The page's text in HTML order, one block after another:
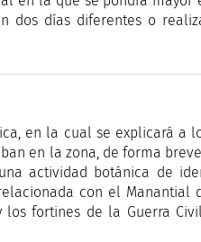
dos días diferentes o
en la cual se explicará a
en la zona, de forma
actividad botánica de
con el Manantial
fortines de la Guerra